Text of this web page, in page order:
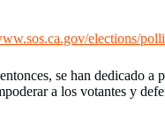
elections/
se han dedicado
a los votantes y